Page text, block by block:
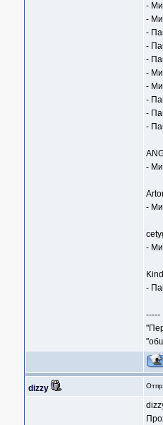
-
-
-
-
-
-
-
-
-
-
-
-
-
-
-----
dizzy